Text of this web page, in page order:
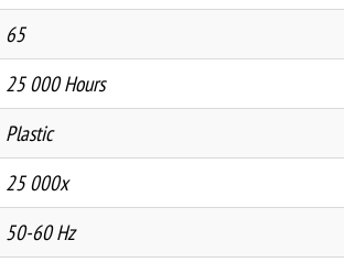
65
25 000 Hours
Plastic
25 000x
50-60 Hz